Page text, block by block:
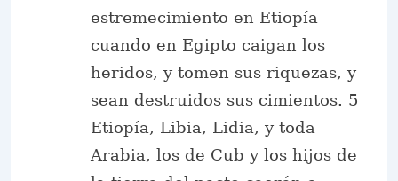
estremecimiento en Etiopía
cuando en Egipto caigan los
heridos, y tomen sus riquezas, y
sean destruidos sus cimientos. 5
Etiopía, Libia, Lidia, y toda
Arabia, los de Cub y los hijos de